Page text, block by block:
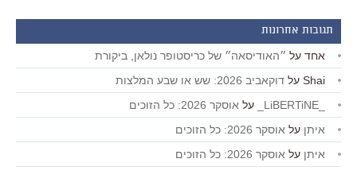
תגובות אחרונות
אחד על ״האודיסאה״ של כריסטופר נולאן, ביקורת
Shai על דוקאביב 2026: שש או שבע המלצות
על אוסקר 2026: כל הזוכים
איתן על אוסקר 2026: כל הזוכים
איתן על אוסקר 2026: כל הזוכים